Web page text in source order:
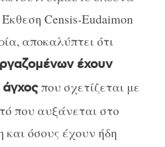
Censis-Eudaimon
αποκαλύπτει ότι
έχουν
που σχετίζεται με
που αυξάνεται στο
όσους έχουν ήδη